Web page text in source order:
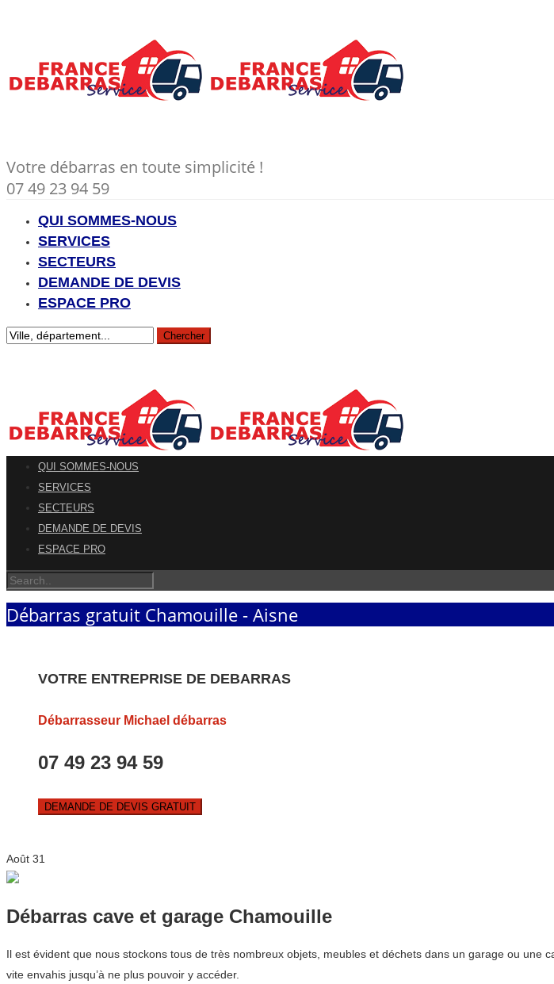
Votre débarras en toute simplicité !
07 49 23 94 59
QUI SOMMES-NOUS
SERVICES
SECTEURS
DEMANDE DE DEVIS
ESPACE PRO
QUI SOMMES-NOUS
SERVICES
SECTEURS
DEMANDE DE DEVIS
ESPACE PRO
Débarras gratuit Chamouille - Aisne
VOTRE ENTREPRISE DE DEBARRAS
Débarrasseur Michael débarras
07 49 23 94 59
DEMANDE DE DEVIS GRATUIT
Août 31
Débarras cave et garage Chamouille
Il est évident que nous stockons tous de très nombreux objets, meubles et déchets dans un garage ou
vite envahis jusqu’à ne plus pouvoir y accéder.